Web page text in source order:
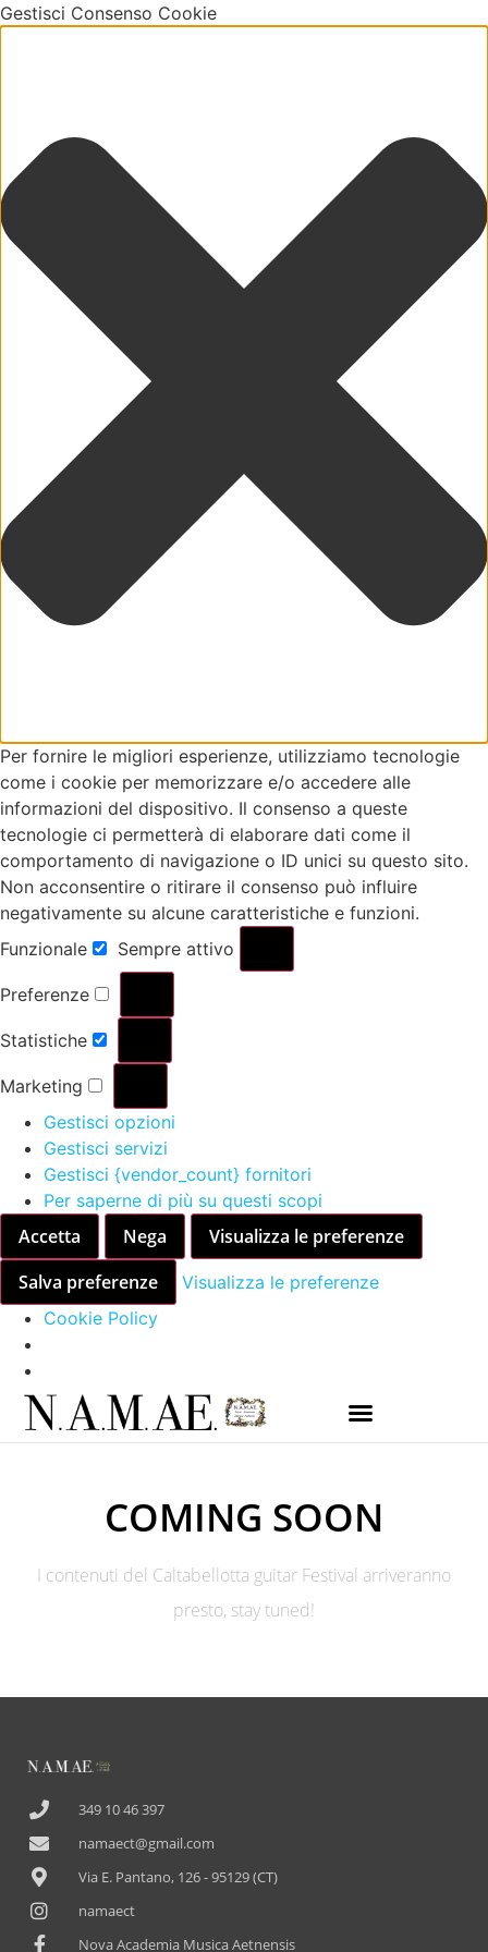
Gestisci Consenso Cookie
Per fornire le migliori esperienze, utilizziamo tecnologie
come i cookie per memorizzare e/o accedere alle
informazioni del dispositivo. Il consenso a queste
tecnologie ci permetterà di elaborare dati come il
comportamento di navigazione o ID unici su questo sito.
Non acconsentire o ritirare il consenso può influire
negativamente su alcune caratteristiche e funzioni.
Funzionale
Sempre attivo
Preferenze
Statistiche
Marketing
Gestisci opzioni
Gestisci servizi
Gestisci {vendor_count} fornitori
Per saperne di più su questi scopi
Accetta Nega
Visualizza le preferenze
Salva preferenze
Visualizza le preferenze
Cookie Policy
COMING SOON
I contenuti del Caltabellotta guitar Festival arriveranno
presto, stay tuned!
349 10 46 397
namaect@gmail.com
Via E. Pantano, 126 - 95129 (CT)
namaect
Nova Academia Musica Aetnensis